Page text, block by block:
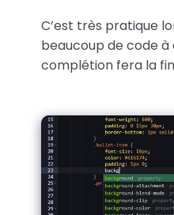
C’est très pratique
beaucoup de code à
complétion fera la